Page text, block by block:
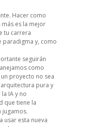
Hacer como
es la mejor
tu carrera
paradigma y, como
seguirán
como
proyecto no sea
pura y
IA y no
que tiene la
jugamos.
usar esta nueva